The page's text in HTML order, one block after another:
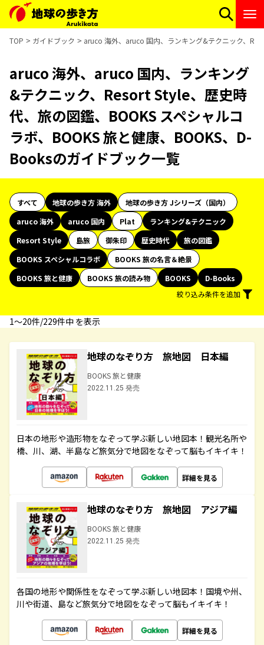
TOP ガイドブック aruco 海外、aruco 国内、ランキング&テクニック、
aruco 海外、aruco 国内、ランキング
&テクニック、Resort Style、歴史時
代、旅の図鑑、BOOKS スペシャルコ
ラボ、BOOKS 旅と健康、BOOKS、D-
Booksのガイドブック一覧
すべて 地球の歩き方 海外
地球の歩き方 Jシリーズ（国内）
aruco 海外
aruco 国内 Plat
ランキング&テクニック
Resort Style
島旅 御朱印 歴史時代
旅の図鑑
BOOKS スペシャルコラボ
BOOKS 旅の名言＆絶景
BOOKS 旅と健康
BOOKS 旅の読み物 BOOKS
D-Books
絞り込み条件を追加
1〜20件/229件中 を表示
地球のなぞり方 旅地図 日本編
BOOKS 旅と健康
2022.11.25 発売
日本の地形や造形物をなぞって学ぶ新しい地図本！観光名所や
橋、川、湖、半島など旅気分で地図をなぞって脳もイキイキ！
詳細を見る
地球のなぞり方 旅地図 アジア編
BOOKS 旅と健康
2022.11.25 発売
各国の地形や関係性をなぞって学ぶ新しい地図本！国境や州、
川や街道、島など旅気分で地図をなぞって脳もイキイキ！
詳細を見る